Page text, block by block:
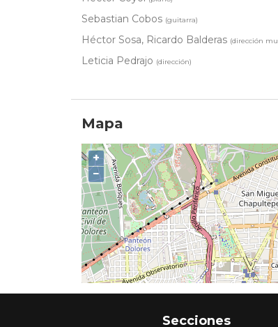
Sebastian Cobos (guitarra)
Héctor Sosa, Ricardo Balderas (dirección
Leticia Pedrajo (dirección)
Mapa
+
−
Secciones